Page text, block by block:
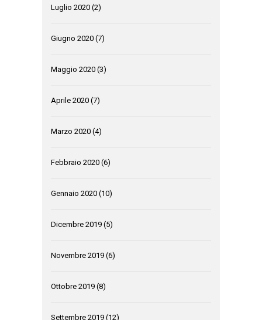
Luglio 2020 (2)
Giugno 2020 (7)
Maggio 2020 (3)
Aprile 2020 (7)
Marzo 2020 (4)
Febbraio 2020 (6)
Gennaio 2020 (10)
Dicembre 2019 (5)
Novembre 2019 (6)
Ottobre 2019 (8)
Settembre 2019 (12)